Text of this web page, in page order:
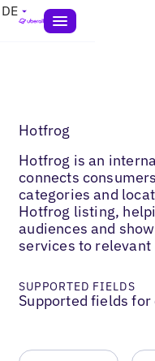
DE
Hotfrog
Hotfrog is an
connects
categories and
Hotfrog listing,
audiences and
services to
SUPPORTED FIELDS
Supported fields